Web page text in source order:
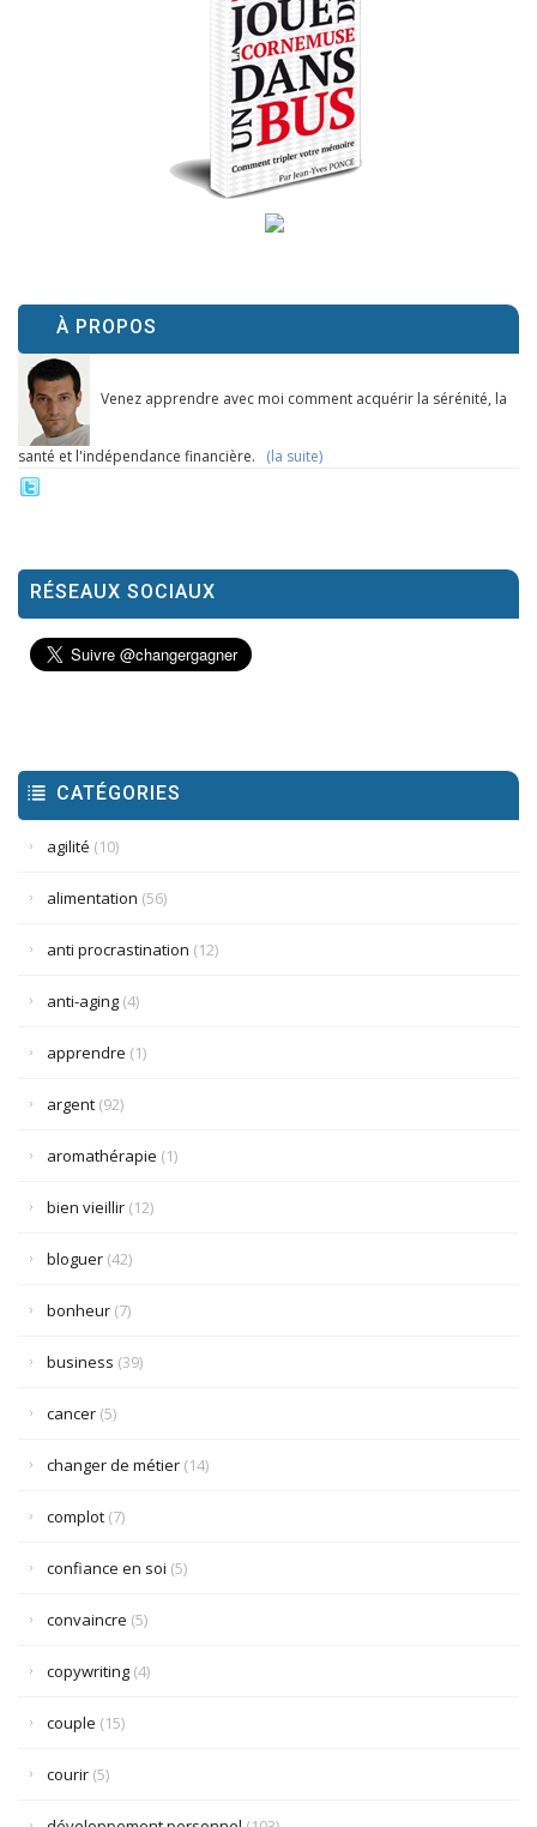
À PROPOS
Venez apprendre avec moi comment acquérir la sérénité, la
santé et l'indépendance financière. (la suite)
RÉSEAUX SOCIAUX
CATÉGORIES
agilité (10)
alimentation (56)
anti procrastination (12)
anti-aging (4)
apprendre (1)
argent (92)
aromathérapie (1)
bien vieillir (12)
bloguer (42)
bonheur (7)
business (39)
cancer (5)
changer de métier (14)
complot (7)
confiance en soi (5)
convaincre (5)
copywriting (4)
couple (15)
courir (5)